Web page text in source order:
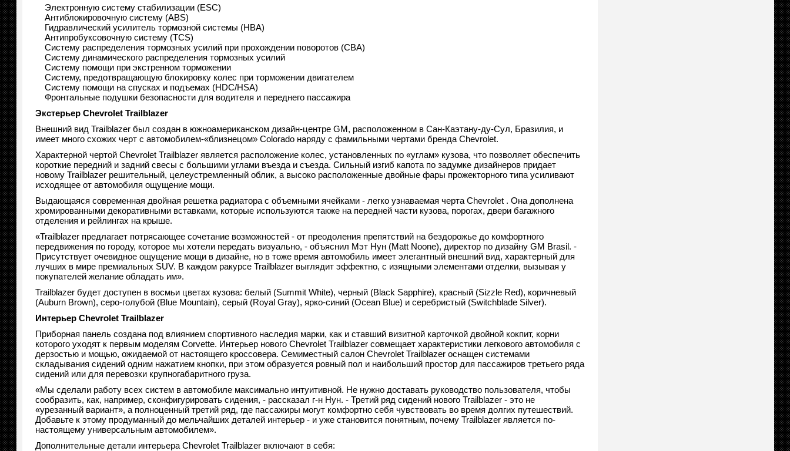
Электронную систему стабилизации (ESC)
Антиблокировочную систему (ABS)
Гидравлический усилитель тормозной системы (HBA)
Антипробуксовочную систему (TCS)
Систему распределения тормозных усилий при прохождении поворотов (CBA)
Систему динамического распределения тормозных усилий
Систему помощи при экстренном торможении
Систему, предотвращающую блокировку колес при торможении двигателем
Систему помощи на спусках и подъемах (HDC/HSA)
Фронтальные подушки безопасности для водителя и переднего пассажира
Экстерьер Chevrolet Trailblazer
Внешний вид Trailblazer был создан в южноамериканском дизайн-центре GM, расположенном в Сан-Каэтану-ду-Сул, Бразилия, и
имеет много схожих черт с автомобилем-«близнецом» Colorado наряду с фамильными чертами бренда Chevrolet.
Характерной чертой Chevrolet Trailblazer является расположение колес, установленных по «углам» кузова, что позволяет обеспечить
короткие передний и задний свесы с большими углами въезда и съезда. Сильный изгиб капота по задумке дизайнеров придает
новому Trailblazer решительный, целеустремленный облик, а высоко расположенные двойные фары прожекторного типа усиливают
исходящее от автомобиля ощущение мощи.
Выдающаяся современная двойная решетка радиатора с объемными ячейками - легко узнаваемая черта Chevrolet . Она дополнена
хромированными декоративными вставками, которые используются также на передней части кузова, порогах, двери багажного
отделения и рейлингах на крыше.
«Trailblazer предлагает потрясающее сочетание возможностей - от преодоления препятствий на бездорожье до комфортного
передвижения по городу, которое мы хотели передать визуально, - объяснил Мэт Нун (Matt Noone), директор по дизайну GM Brasil. -
Присутствует очевидное ощущение мощи в дизайне, но в тоже время автомобиль имеет элегантный внешний вид, характерный для
лучших в мире премиальных SUV. В каждом ракурсе Trailblazer выглядит эффектно, с изящными элементами отделки, вызывая у
покупателей желание обладать им».
Trailblazer будет доступен в восмьи цветах кузова: белый (Summit White), черный (Black Sapphire), красный (Sizzle Red), коричневый
(Auburn Brown), серо-голубой (Blue Mountain), серый (Royal Gray), ярко-синий (Ocean Blue) и серебристый (Switchblade Silver).
Интерьер Chevrolet Trailblazer
Приборная панель создана под влиянием спортивного наследия марки, как и ставший визитной карточкой двойной кокпит, корни
которого уходят к первым моделям Corvette. Интерьер нового Chevrolet Trailblazer совмещает характеристики легкового автомобиля с
дерзостью и мощью, ожидаемой от настоящего кроссовера. Семиместный салон Chevrolet Trailblazer оснащен системами
складывания сидений одним нажатием кнопки, при этом образуется ровный пол и наибольший простор для пассажиров третьего ряда
сидений или для перевозки крупногабаритного груза.
«Мы сделали работу всех систем в автомобиле максимально интуитивной. Не нужно доставать руководство пользователя, чтобы
сообразить, как, например, сконфигурировать сидения, - рассказал г-н Нун. - Третий ряд сидений нового Trailblazer - это не
«урезанный вариант», а полноценный третий ряд, где пассажиры могут комфортно себя чувствовать во время долгих путешествий.
Добавьте к этому продуманный до мельчайших деталей интерьер - и уже становится понятным, почему Trailblazer является по-
настоящему универсальным автомобилем».
Дополнительные детали интерьера Chevrolet Trailblazer включают в себя: